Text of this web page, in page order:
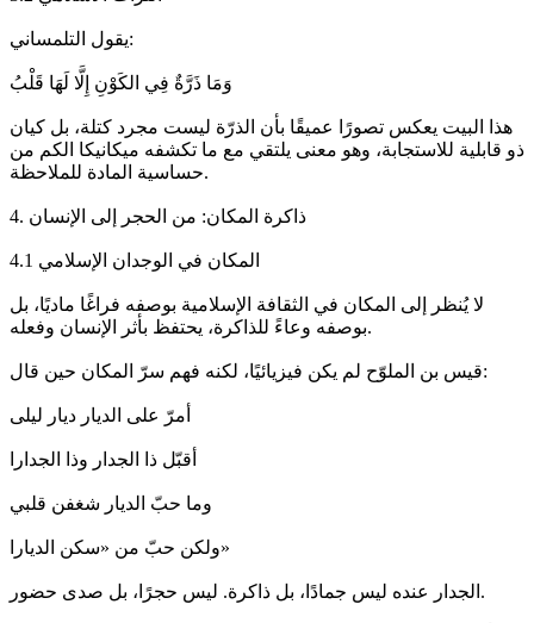
يقول التلمساني:
وَمَا ذَرَّةٌ فِي الكَوْنِ إِلَّا لَهَا قَلْبُ
هذا البيت يعكس تصورًا عميقًا بأن الذرّة ليست مجرد كتلة، بل كيان
ذو قابلية للاستجابة، وهو معنى يلتقي مع ما تكشفه ميكانيكا الكم من
حساسية المادة للملاحظة.
4. ذاكرة المكان: من الحجر إلى الإنسان
4.1 المكان في الوجدان الإسلامي
لا يُنظر إلى المكان في الثقافة الإسلامية بوصفه فراغًا ماديًا، بل
بوصفه وعاءً للذاكرة، يحتفظ بأثر الإنسان وفعله.
قيس بن الملوّح لم يكن فيزيائيًا، لكنه فهم سرّ المكان حين قال:
أمرّ على الديار ديار ليلى
أقبّل ذا الجدار وذا الجدارا
وما حبّ الديار شغفن قلبي
ولكن حبّ من «سكن الديارا»
الجدار عنده ليس جمادًا، بل ذاكرة. ليس حجرًا، بل صدى حضور.